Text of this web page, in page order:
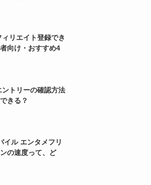
リエイト登録でき
向け・おすすめ4
ントリーの確認方法
きる？
イル エンタメフリ
の速度って、ど